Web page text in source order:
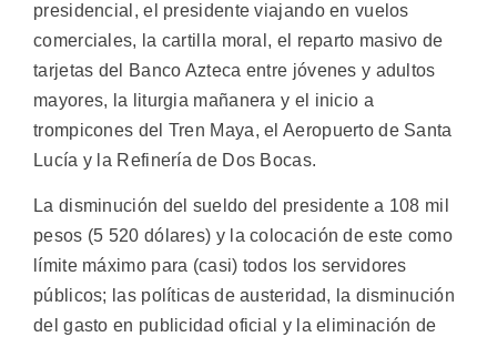
presidencial, el presidente viajando en vuelos
comerciales, la cartilla moral, el reparto masivo de
tarjetas del Banco Azteca entre jóvenes y adultos
mayores, la liturgia mañanera y el inicio a
trompicones del Tren Maya, el Aeropuerto de Santa
Lucía y la Refinería de Dos Bocas.
La disminución del sueldo del presidente a 108 mil
pesos (5 520 dólares) y la colocación de este como
límite máximo para (casi) todos los servidores
públicos; las políticas de austeridad, la disminución
del gasto en publicidad oficial y la eliminación de